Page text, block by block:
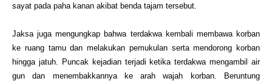
sayat pada paha kanan akibat benda tajam tersebut.
Jaksa juga mengungkap bahwa terdakwa kembali membawa korban
ke ruang tamu dan melakukan pemukulan serta mendorong korban
hingga jatuh. Puncak kejadian terjadi ketika terdakwa mengambil air
gun dan menembakkannya ke arah wajah korban. Beruntung